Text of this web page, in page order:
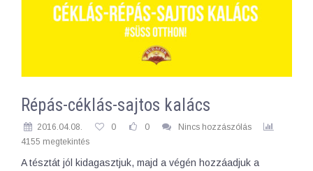
Répás-céklás-sajtos kalács
2016.04.08. 0 0
Nincs hozzászólás
4155 megtekintés
A tésztát jól kidagasztjuk, majd a végén hozzáadjuk a